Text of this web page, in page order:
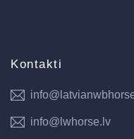
Kontakti
info@lwhorse.lv